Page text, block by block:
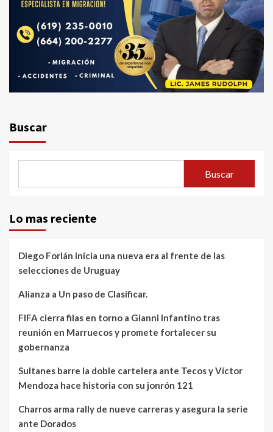
Buscar
Buscar
Lo mas reciente
Diego Forlán inicia una nueva era al frente de las
selecciones de Uruguay
Alianza a Un paso de Clasificar.
FIFA cierra filas en torno a Gianni Infantino tras
reunión en Marruecos y promete fortalecer su
gobernanza
Sultanes barre la doble cartelera ante Tecos y Víctor
Mendoza hace historia con su jonrón 121
Charros arma rally de nueve carreras y asegura la serie
ante Dorados